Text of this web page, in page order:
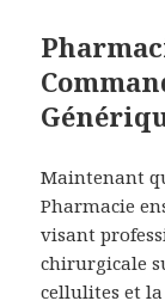
Maintenant
Pharmacie
visant
chirurgicale
cellulites et